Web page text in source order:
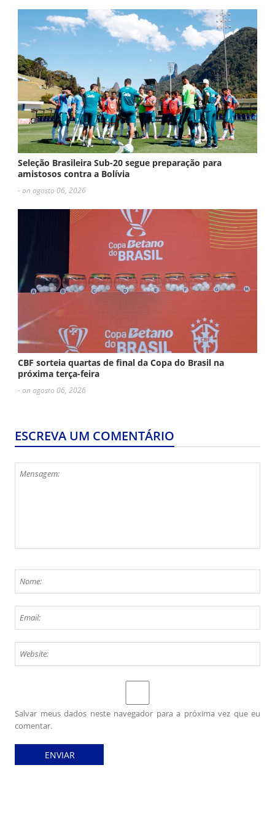
Seleção Brasileira Sub-20 segue preparação para
amistosos contra a Bolívia
- on agosto 06, 2026
CBF sorteia quartas de final da Copa do Brasil na
próxima terça-feira
- on agosto 06, 2026
ESCREVA UM COMENTÁRIO
Salvar meus dados neste navegador para a próxima vez que eu
comentar.